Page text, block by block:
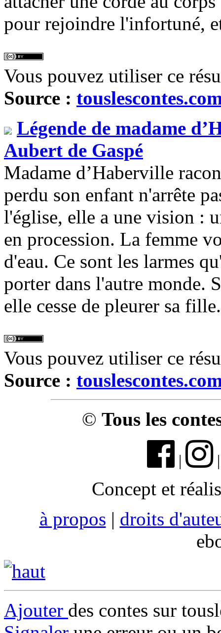
pour rejoindre l'infortuné,
Vous pouvez utiliser ce
Source :
Légende de madame
Aubert de Gaspé
Madame d’Haberville
perdu son enfant n'arrête
l'église, elle a une vision :
en procession. La femme
d'eau. Ce sont les larmes
porter dans l'autre monde.
elle cesse de pleurer sa fille.
Vous pouvez utiliser ce
Source :
© Tous les
|
Concept et
à propos | droits
Ajouter des contes sur